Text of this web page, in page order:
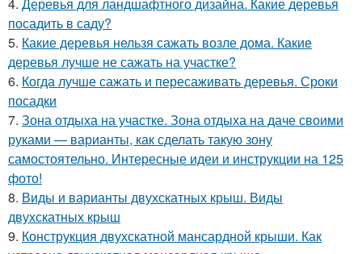
4. Деревья для ландшафтного дизайна. Какие деревья
посадить в саду?
5. Какие деревья нельзя сажать возле дома. Какие
деревья лучше не сажать на участке?
6. Когда лучше сажать и пересаживать деревья. Сроки
посадки
7. Зона отдыха на участке. Зона отдыха на даче своими
руками — варианты, как сделать такую зону
самостоятельно. Интересные идеи и инструкции на 125
фото!
8. Виды и варианты двухскатных крыш. Виды
двухскатных крыш
9. Конструкция двухскатной мансардной крыши. Как